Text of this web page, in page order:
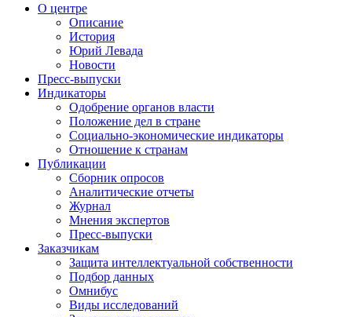
О центре
Описание
История
Юрий Левада
Новости
Пресс-выпуски
Индикаторы
Одобрение органов власти
Положение дел в стране
Социально-экономические индикаторы
Отношение к странам
Публикации
Сборник опросов
Аналитические отчеты
Журнал
Мнения экспертов
Пресс-выпуски
Заказчикам
Защита интеллектуальной собственности
Подбор данных
Омнибус
Виды исследований